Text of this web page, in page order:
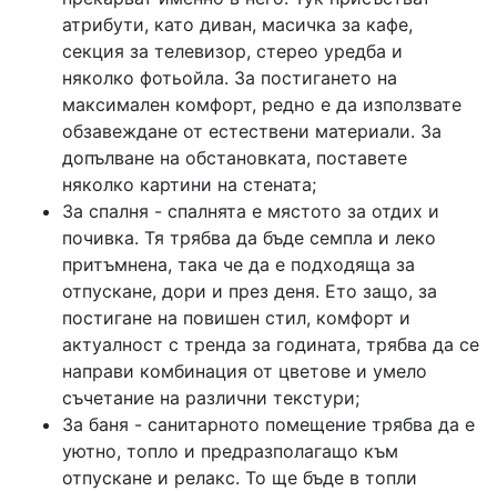
атрибути, като диван, масичка за кафе,
секция за телевизор, стерео уредба и
няколко фотьойла. За постигането на
максимален комфорт, редно е да използвате
обзавеждане от естествени материали. За
допълване на обстановката, поставете
няколко картини на стената;
За спалня - спалнята е мястото за отдих и
почивка. Тя трябва да бъде семпла и леко
притъмнена, така че да е подходяща за
отпускане, дори и през деня. Ето защо, за
постигане на повишен стил, комфорт и
актуалност с тренда за годината, трябва да се
направи комбинация от цветове и умело
съчетание на различни текстури;
За баня - санитарното помещение трябва да е
уютно, топло и предразполагащо към
отпускане и релакс. То ще бъде в топли